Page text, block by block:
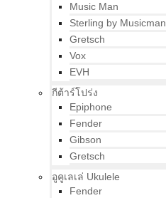
Music Man
Sterling by Musicman
Gretsch
Vox
EVH
กีต้าร์โปร่ง
Epiphone
Fender
Gibson
Gretsch
อูคูเลเล่ Ukulele
Fender